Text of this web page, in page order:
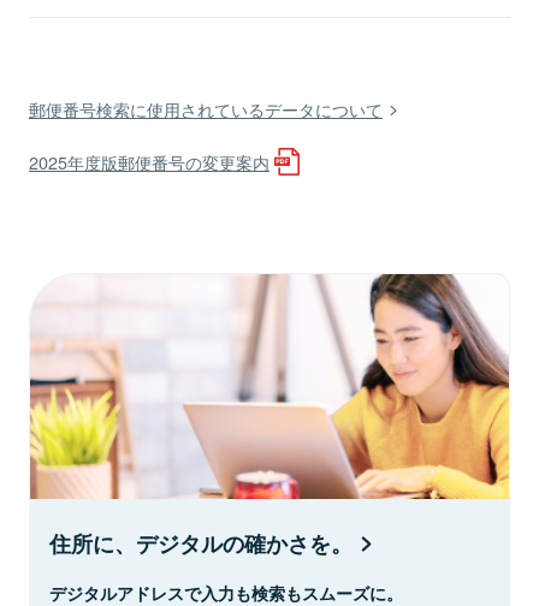
郵便番号検索に使用されているデータについて
2025年度版郵便番号の変更案内
住所に、デジタルの確かさを。
デジタルアドレスで入力も検索もスムーズに。